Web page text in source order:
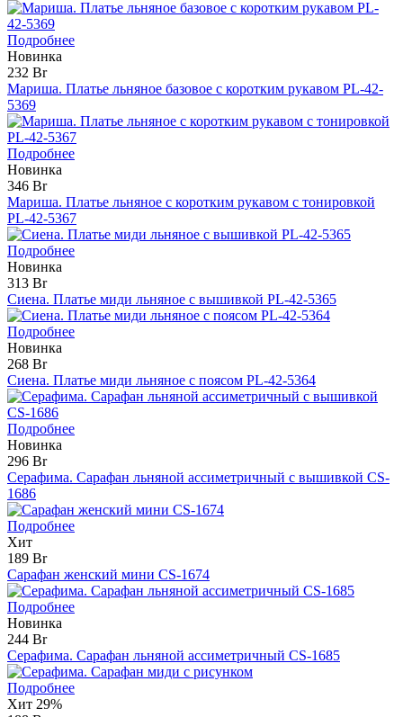
Подробнее
Новинка
232 Br
Мариша. Платье льняное базовое с коротким рукавом PL-42-
5369
Подробнее
Новинка
346 Br
Мариша. Платье льняное с коротким рукавом с тонировкой
PL-42-5367
Подробнее
Новинка
313 Br
Сиена. Платье миди льняное с вышивкой PL-42-5365
Подробнее
Новинка
268 Br
Сиена. Платье миди льняное с поясом PL-42-5364
Подробнее
Новинка
296 Br
Серафима. Сарафан льняной ассиметричный с вышивкой CS-
1686
Подробнее
Хит
189 Br
Сарафан женский мини CS-1674
Подробнее
Новинка
244 Br
Серафима. Сарафан льняной ассиметричный CS-1685
Подробнее
Хит 29%